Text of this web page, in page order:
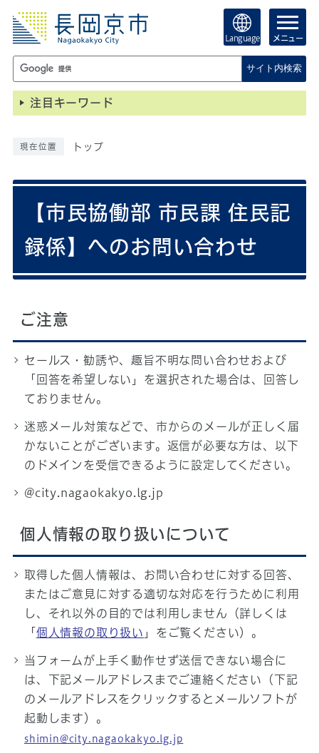
Language メニュー
サイト内検索
注目キーワード
現在位置 トップ
【市民協働部 市民課 住民記
録係】へのお問い合わせ
ご注意
セールス・勧誘や、趣旨不明な問い合わせおよび
「回答を希望しない」を選択された場合は、回答し
ておりません。
迷惑メール対策などで、市からのメールが正しく届
かないことがございます。返信が必要な方は、以下
のドメインを受信できるように設定してください。
@city.nagaokakyo.lg.jp
個人情報の取り扱いについて
取得した個人情報は、お問い合わせに対する回答、
またはご意見に対する適切な対応を行うために利用
し、それ以外の目的では利用しません（詳しくは
「 個人情報の取り扱い 」をご覧ください）。
当フォームが上手く動作せず送信できない場合に
は、下記メールアドレスまでご連絡ください（下記
のメールアドレスをクリックするとメールソフトが
起動します）。
shimin@city.nagaokakyo.lg.jp